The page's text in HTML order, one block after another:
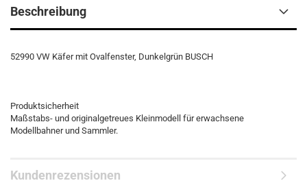
Beschreibung
52990 VW Käfer mit Ovalfenster, Dunkelgrün BUSCH
Produktsicherheit
Maßstabs- und originalgetreues Kleinmodell für erwachsene
Modellbahner und Sammler.
Kundenrezensionen